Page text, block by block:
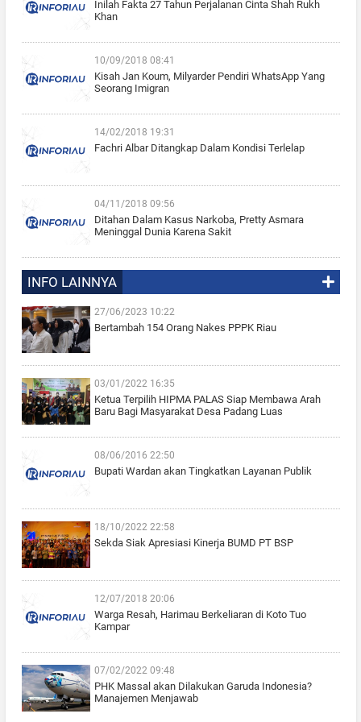
Inilah Fakta 27 Tahun Perjalanan Cinta Shah Rukh
Khan
10/09/2018 08:41
Kisah Jan Koum, Milyarder Pendiri WhatsApp Yang
Seorang Imigran
14/02/2018 19:31
Fachri Albar Ditangkap Dalam Kondisi Terlelap
04/11/2018 09:56
Ditahan Dalam Kasus Narkoba, Pretty Asmara
Meninggal Dunia Karena Sakit
INFO LAINNYA
27/06/2023 10:22
Bertambah 154 Orang Nakes PPPK Riau
03/01/2022 16:35
Ketua Terpilih HIPMA PALAS Siap Membawa Arah
Baru Bagi Masyarakat Desa Padang Luas
08/06/2016 22:50
Bupati Wardan akan Tingkatkan Layanan Publik
18/10/2022 22:58
Sekda Siak Apresiasi Kinerja BUMD PT BSP
12/07/2018 20:06
Warga Resah, Harimau Berkeliaran di Koto Tuo
Kampar
07/02/2022 09:48
PHK Massal akan Dilakukan Garuda Indonesia?
Manajemen Menjawab